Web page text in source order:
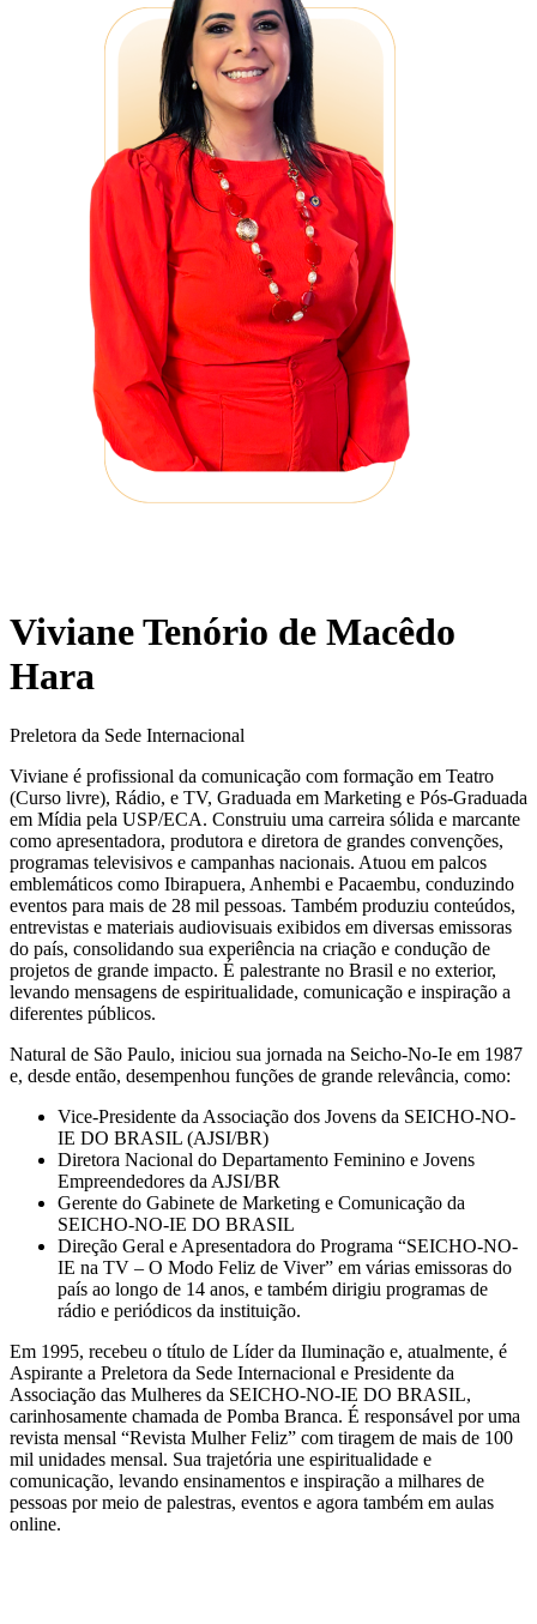
Viviane Tenório de Macêdo
Hara
Preletora da Sede Internacional
Viviane é profissional da comunicação com formação em Teatro
(Curso livre), Rádio, e TV, Graduada em Marketing e Pós-Graduada
em Mídia pela USP/ECA. Construiu uma carreira sólida e marcante
como apresentadora, produtora e diretora de grandes convenções,
programas televisivos e campanhas nacionais. Atuou em palcos
emblemáticos como Ibirapuera, Anhembi e Pacaembu, conduzindo
eventos para mais de 28 mil pessoas. Também produziu conteúdos,
entrevistas e materiais audiovisuais exibidos em diversas emissoras
do país, consolidando sua experiência na criação e condução de
projetos de grande impacto. É palestrante no Brasil e no exterior,
levando mensagens de espiritualidade, comunicação e inspiração a
diferentes públicos.
Natural de São Paulo, iniciou sua jornada na Seicho-No-Ie em 1987
e, desde então, desempenhou funções de grande relevância, como:
Vice-Presidente da Associação dos Jovens da SEICHO-NO-
IE DO BRASIL (AJSI/BR)
Diretora Nacional do Departamento Feminino e Jovens
Empreendedores da AJSI/BR
Gerente do Gabinete de Marketing e Comunicação da
SEICHO-NO-IE DO BRASIL
Direção Geral e Apresentadora do Programa “SEICHO-NO-
IE na TV – O Modo Feliz de Viver” em várias emissoras do
país ao longo de 14 anos, e também dirigiu programas de
rádio e periódicos da instituição.
Em 1995, recebeu o título de Líder da Iluminação e, atualmente, é
Aspirante a Preletora da Sede Internacional e Presidente da
Associação das Mulheres da SEICHO-NO-IE DO BRASIL,
carinhosamente chamada de Pomba Branca. É responsável por uma
revista mensal “Revista Mulher Feliz” com tiragem de mais de 100
mil unidades mensal. Sua trajetória une espiritualidade e
comunicação, levando ensinamentos e inspiração a milhares de
pessoas por meio de palestras, eventos e agora também em aulas
online.